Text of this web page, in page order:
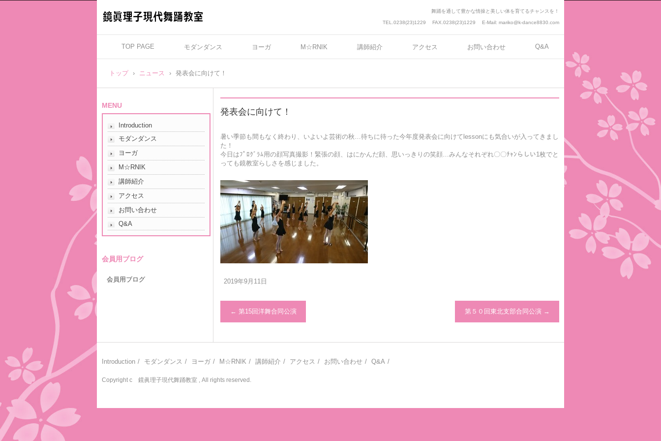
舞踊を通して豊かな情操と美しい体を育てるチャンスを！
TEL.0238(23)1229 FAX.0238(23)1229 E-Mail: mariko@k-dance8830.com
TOP PAGE モダンダンス ヨーガ M☆RNIK 講師紹介 アクセス お問い合わせ Q&A
トップ › ニュース › 発表会に向けて！
発表会に向けて！
暑い季節も間もなく終わり、いよいよ芸術の秋…待ちに待った今年度発表会に向けてlessonにも気合いが入ってきまし
た！
今日はﾌﾟﾛｸﾞﾗﾑ用の顔写真撮影！緊張の顔、はにかんだ顔、思いっきりの笑顔…みんなそれぞれ〇〇ﾁｬﾝらしい1枚でと
っても鏡教室らしさを感じました。
2019年9月11日
← 第15回洋舞合同公演 第５０回東北支部合同公演 →
MENU
Introduction
モダンダンス
ヨーガ
M☆RNIK
講師紹介
アクセス
お問い合わせ
Q&A
会員用ブログ
会員用ブログ
Introduction モダンダンス ヨーガ M☆RNIK 講師紹介 アクセス お問い合わせ Q&A
Copyright c 鏡眞理子現代舞踊教室 , All rights reserved.